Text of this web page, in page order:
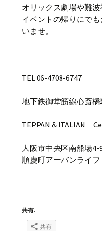
オリックス劇場や難波
イベントの帰りにで
いませ。
TEL 06-4708-6747
地下鉄御堂筋線心斎
TEPPAN＆ITALIAN
大阪市中央区南船場4-
順慶町アーバンライ
共有:
共有